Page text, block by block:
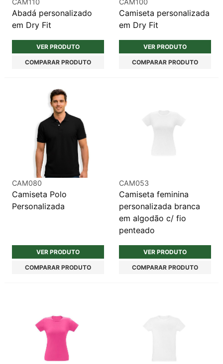
CAM110
Abadá personalizado
em Dry Fit
VER PRODUTO
COMPARAR PRODUTO
CAM100
Camiseta personalizada
em Dry Fit
VER PRODUTO
COMPARAR PRODUTO
CAM080
Camiseta Polo
Personalizada
VER PRODUTO
COMPARAR PRODUTO
CAM053
Camiseta feminina
personalizada branca
em algodão c/ fio
penteado
VER PRODUTO
COMPARAR PRODUTO